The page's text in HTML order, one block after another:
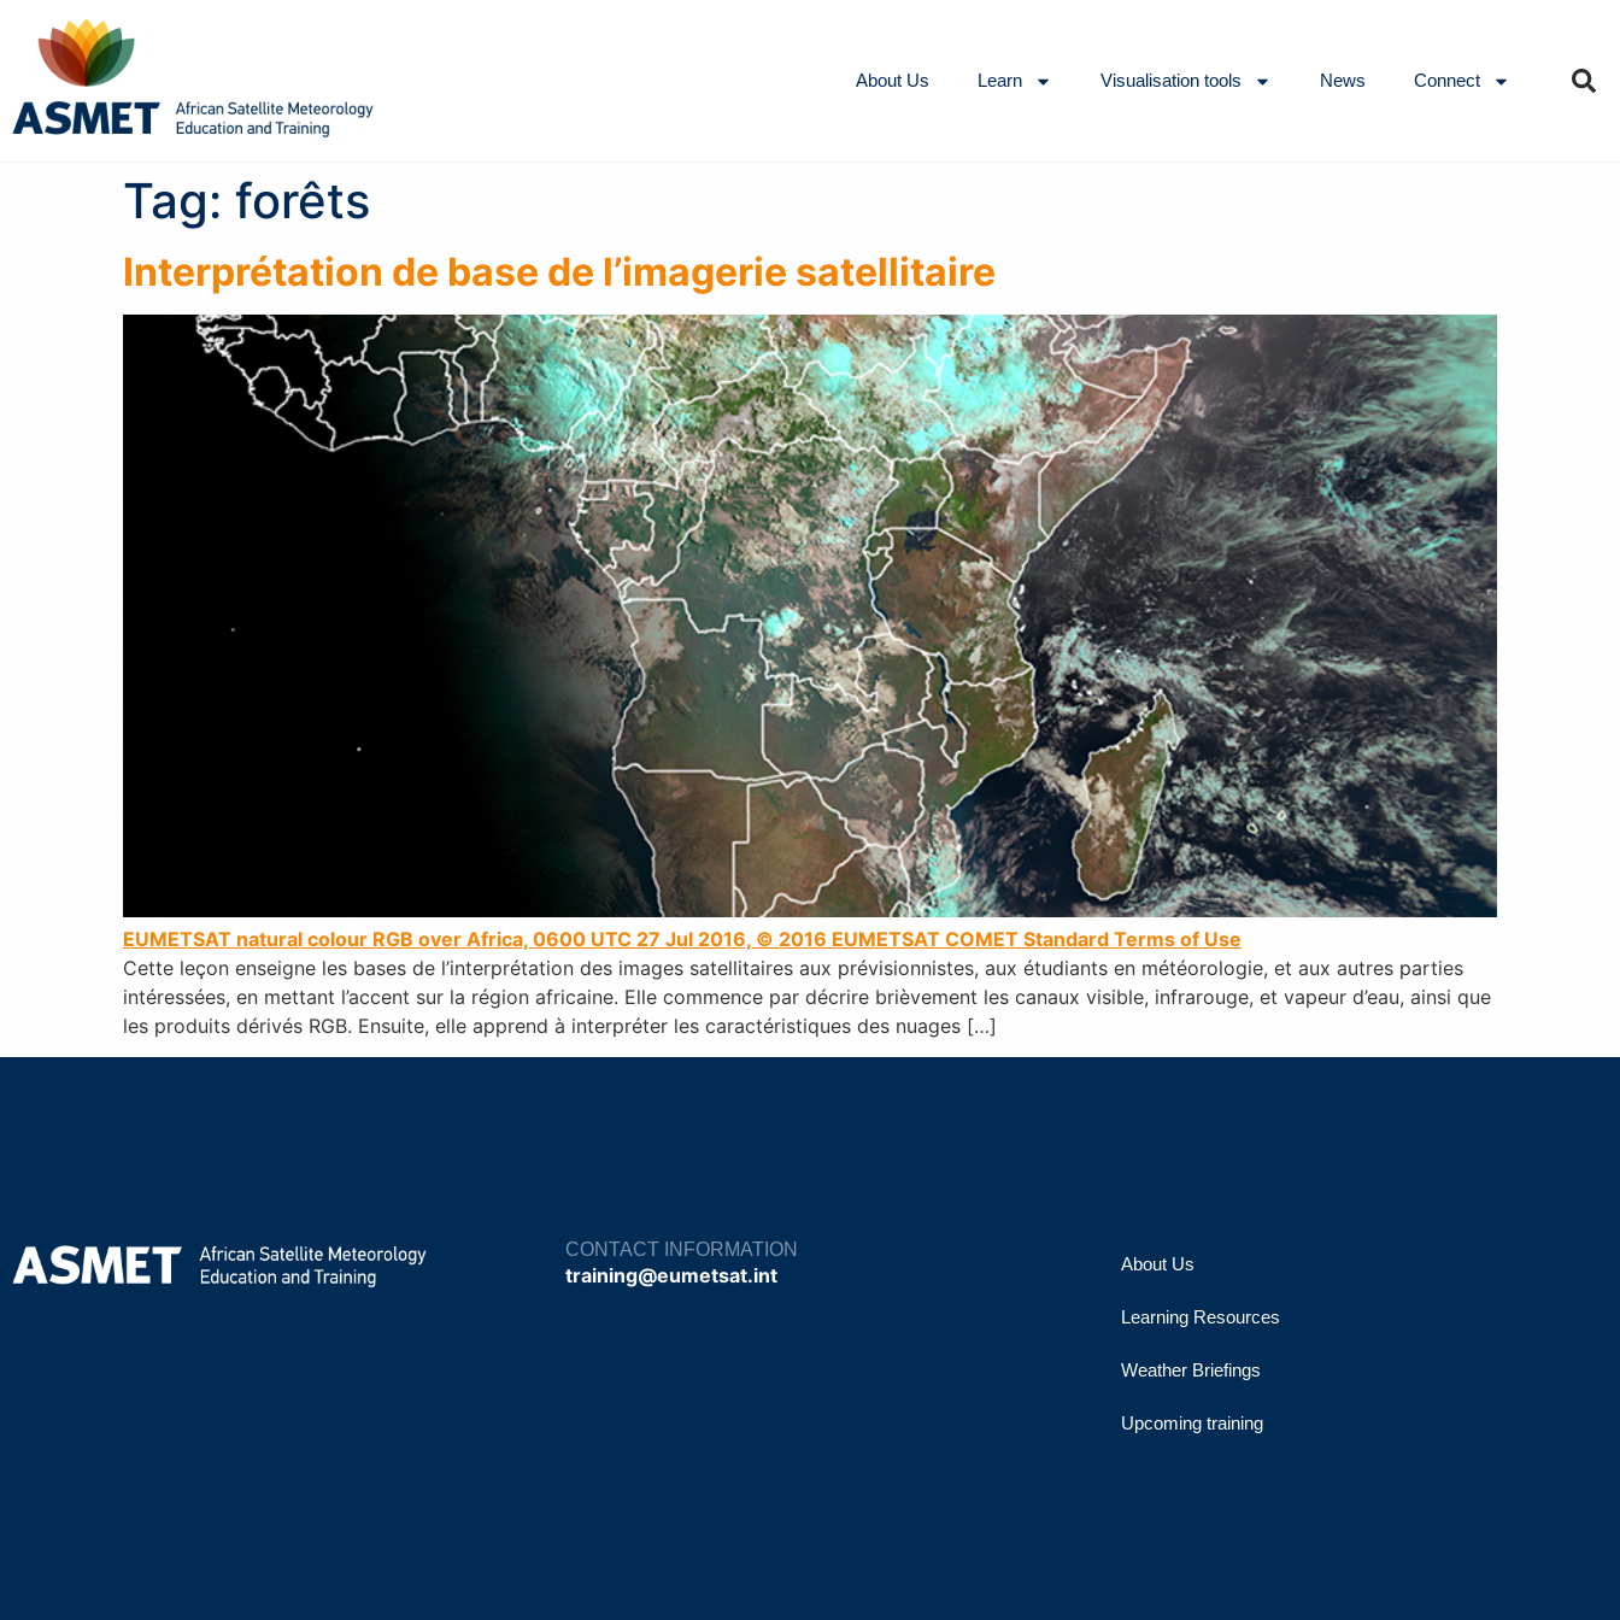
About Us Learn Visualisation tools News Connect
Tag: forêts
Interprétation de base de l’imagerie satellitaire
EUMETSAT natural colour RGB over Africa, 0600 UTC 27 Jul 2016, © 2016 EUMETSAT COMET Standard Terms of Use
Cette leçon enseigne les bases de l’interprétation des images satellitaires aux prévisionnistes, aux étudiants en météorologie, et aux autres parties
intéressées, en mettant l’accent sur la région africaine. Elle commence par décrire brièvement les canaux visible, infrarouge, et vapeur d’eau, ainsi que
les produits dérivés RGB. Ensuite, elle apprend à interpréter les caractéristiques des nuages […]
CONTACT INFORMATION
training@eumetsat.int About Us
Learning Resources
Weather Briefings
Upcoming training